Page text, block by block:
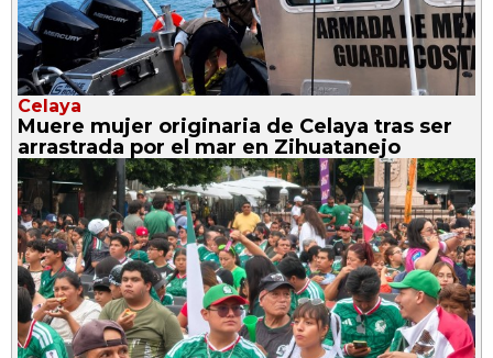
Celaya
Muere mujer originaria de Celaya tras ser
arrastrada por el mar en Zihuatanejo